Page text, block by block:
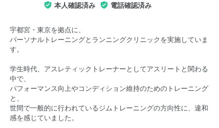
本人確認済み 電話確認済み
宇都宮・東京を拠点に、
パーソナルトレーニングとランニングクリニックを実施していま
す。
学生時代、アスレティックトレーナーとしてアスリートと関わる
中で、
パフォーマンス向上やコンディション維持のためのトレーニング
と、
世間で一般的に行われているジムトレーニングの方向性に、違和
感を感じていました。